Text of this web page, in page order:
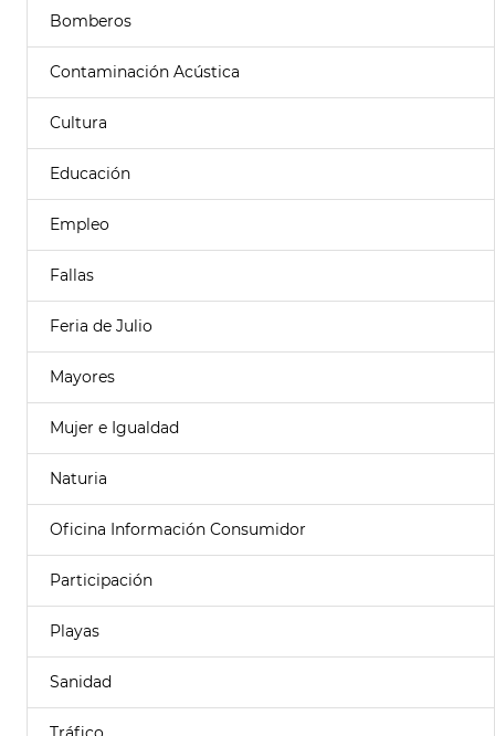
Bomberos
Contaminación Acústica
Cultura
Educación
Empleo
Fallas
Feria de Julio
Mayores
Mujer e Igualdad
Naturia
Oficina Información Consumidor
Participación
Playas
Sanidad